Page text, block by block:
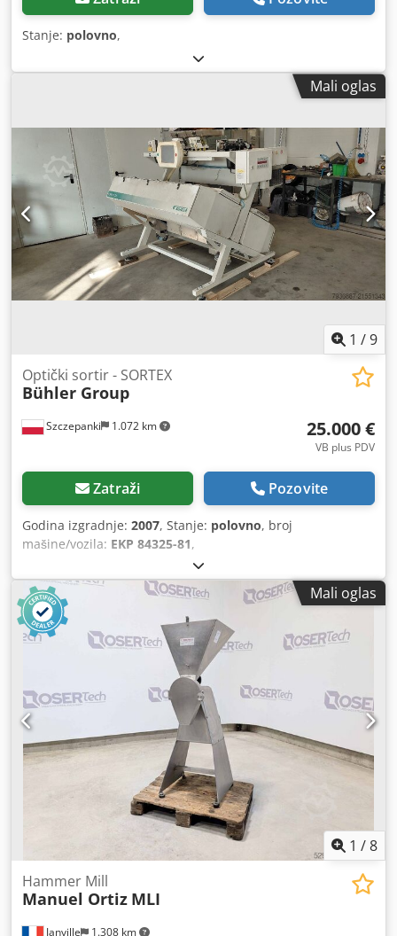
Stanje: polovno,
Mali oglas
1 /9
Szczepanki 1.072 km
Optički sortir - SORTEX
Bühler Group
25.000 €
VB plus PDV
Zatraži Pozovite
Godina izgradnje: 2007, Stanje: polovno, broj
mašine/vozila: EKP 84325-81,
Mali oglas
1 /8
Janville 1.308 km
Hammer Mill
Manuel Ortiz MLI